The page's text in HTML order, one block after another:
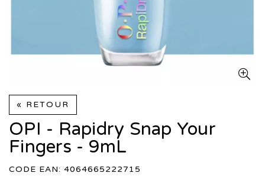
« RETOUR
OPI - Rapidry Snap Your
Fingers - 9mL
CODE EAN: 4064665222715